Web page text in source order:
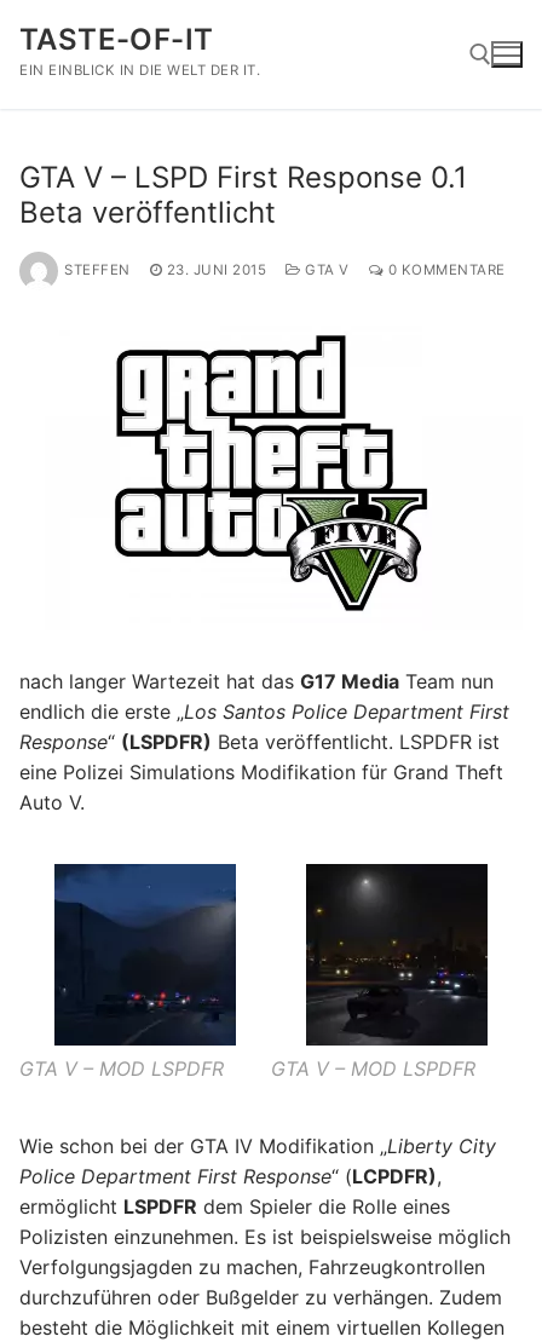
Inhalt
springen
TASTE-OF-IT
EIN EINBLICK IN DIE WELT DER IT.
GTA V – LSPD First Response 0.1
Beta veröffentlicht
STEFFEN 23. JUNI 2015 GTA V 0 KOMMENTARE
nach langer Wartezeit hat das G17 Media Team nun
endlich die erste „Los Santos Police Department First
Response“ (LSPDFR) Beta veröffentlicht. LSPDFR ist
eine Polizei Simulations Modifikation für Grand Theft
Auto V.
GTA V – MOD LSPDFR GTA V – MOD LSPDFR
Wie schon bei der GTA IV Modifikation „Liberty City
Police Department First Response“ (LCPDFR),
ermöglicht LSPDFR dem Spieler die Rolle eines
Polizisten einzunehmen. Es ist beispielsweise möglich
Verfolgungsjagden zu machen, Fahrzeugkontrollen
durchzuführen oder Bußgelder zu verhängen. Zudem
besteht die Möglichkeit mit einem virtuellen Kollegen